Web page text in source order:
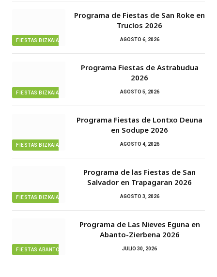
FIESTAS BIZKAIA
Programa de Fiestas de San Roke en
Trucíos 2026
AGOSTO 6, 2026
FIESTAS BIZKAIA
Programa Fiestas de Astrabudua
2026
AGOSTO 5, 2026
FIESTAS BIZKAIA
Programa Fiestas de Lontxo Deuna
en Sodupe 2026
AGOSTO 4, 2026
FIESTAS BIZKAIA
Programa de las Fiestas de San
Salvador en Trapagaran 2026
AGOSTO 3, 2026
FIESTAS ABANTO ZIERBENA
Programa de Las Nieves Eguna en
Abanto-Zierbena 2026
JULIO 30, 2026